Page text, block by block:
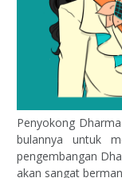
Penyokong
bulannya untuk
pengembangan
akan sangat